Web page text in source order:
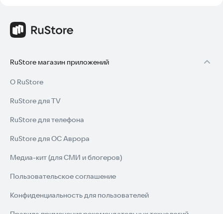
RuStore магазин приложений
О RuStore
RuStore для TV
RuStore для телефона
RuStore для ОС Аврора
Медиа-кит (для СМИ и блогеров)
Пользовательское соглашение
Конфиденциальность для пользователей